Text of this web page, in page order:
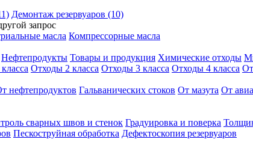
Демонтаж резервуаров (10)
запрос
масла Компрессорные масла
Нефтепродукты Товары и продукция Химические отходы
Отходы 2 класса Отходы 3 класса Отходы 4 класса
нефтепродуктов Гальванических стоков От мазута От
сварных швов и стенок Градуировка и поверка
Пескоструйная обработка Дефектоскопия резервуаров